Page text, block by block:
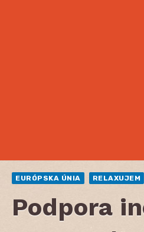
EURÓPSKA ÚNIA RELAXUJEM
Podpora